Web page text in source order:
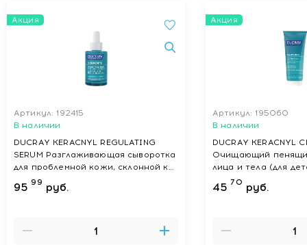
Акция
Артикул: 192415
В наличии
DUCRAY KERACNYL REGULATING
SERUM Разглаживающая сыворотка
для проблемной кожи, склонной к
акне 30 мл
95 99 руб.
Акция
Артикул: 195060
В наличии
DUCRAY KERACNYL
Очищающий
лица и тела (для
200 мл
45 70 руб.